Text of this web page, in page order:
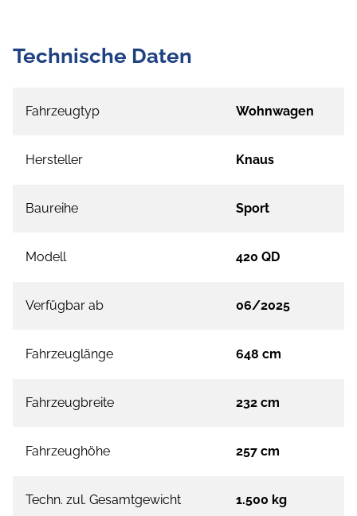
Technische Daten
Fahrzeugtyp Wohnwagen
Hersteller Knaus
Baureihe Sport
Modell 420 QD
Verfügbar ab 06/2025
Fahrzeuglänge 648 cm
Fahrzeugbreite 232 cm
Fahrzeughöhe 257 cm
Techn. zul. Gesamtgewicht 1.500 kg